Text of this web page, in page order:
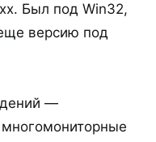
Был под Win32,
версию под
—